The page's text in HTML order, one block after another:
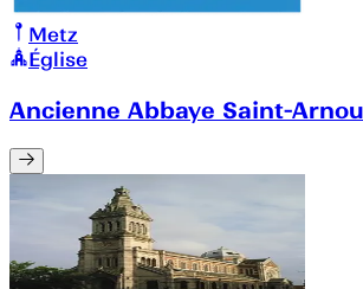
Metz
Église
Ancienne Abbaye Saint-